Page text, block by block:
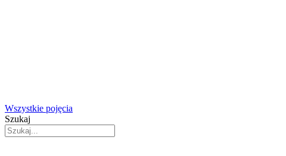
Wszystkie pojęcia
Szukaj